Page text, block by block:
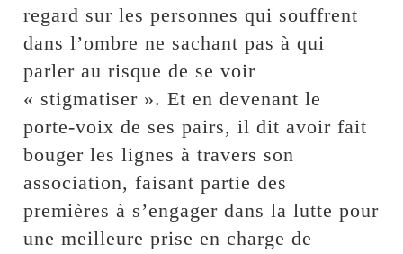
regard sur les personnes qui souffrent
dans l’ombre ne sachant pas à qui
parler au risque de se voir
« stigmatiser ». Et en devenant le
porte-voix de ses pairs, il dit avoir fait
bouger les lignes à travers son
association, faisant partie des
premières à s’engager dans la lutte pour
une meilleure prise en charge de